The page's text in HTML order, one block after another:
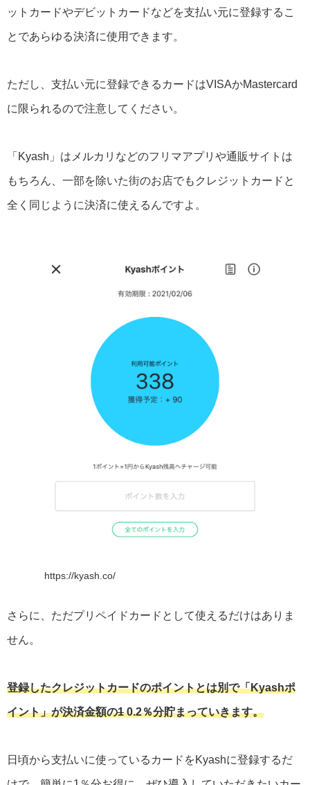
ットカードやデビットカードなどを支払い元に登録するこ
とであらゆる決済に使用できます。
ただし、支払い元に登録できるカードはVISAかMastercard
に限られるので注意してください。
「Kyash」はメルカリなどのフリマアプリや通販サイトは
もちろん、一部を除いた街のお店でもクレジットカードと
全く同じように決済に使えるんですよ。
https://kyash.co/
さらに、ただプリペイドカードとして使えるだけはありま
せん。
登録したクレジットカードのポイントとは別で「Kyashポ
イント」が決済金額の10.2％分貯まっていきます。
日頃から支払いに使っているカードをKyashに登録するだ